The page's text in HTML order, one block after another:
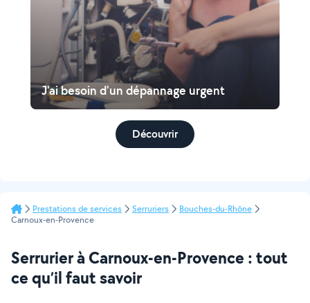
J'ai besoin d'un dépannage urgent
Découvrir
Prestations de services Serruriers
Bouches-du-Rhône
Carnoux-en-Provence
Serrurier à Carnoux-en-Provence : tout
ce qu’il faut savoir